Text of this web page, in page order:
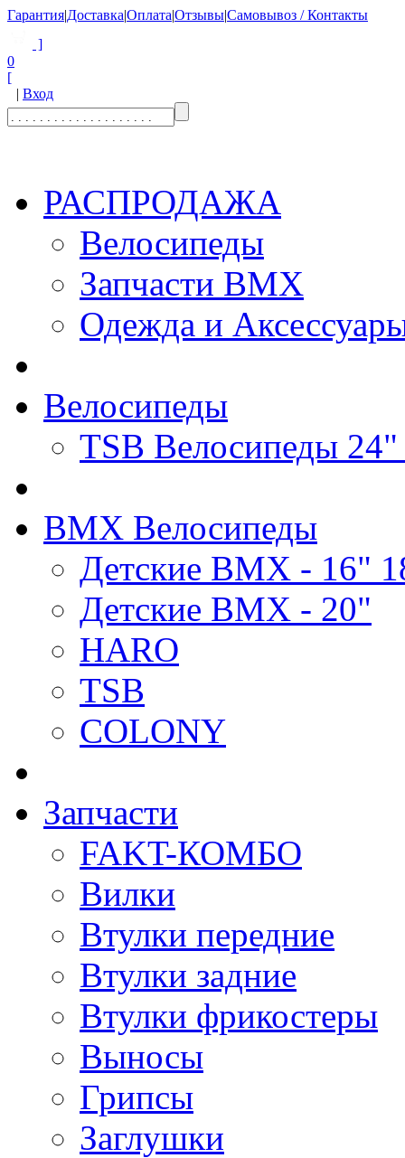
Гарантия|Доставка|Оплата|Отзывы|Самовывоз / Контакты
]
0
[
| Вход
РАСПРОДАЖА
Велосипеды
Запчасти BMX
Одежда и
Велосипеды
TSB Велосипеды
BMX Велосипеды
Детские BMX - 16"
Детские BMX - 20"
HARO
TSB
COLONY
Запчасти
FAKT-КОМБО
Вилки
Втулки передние
Втулки задние
Втулки фрикостеры
Выносы
Грипсы
Заглушки